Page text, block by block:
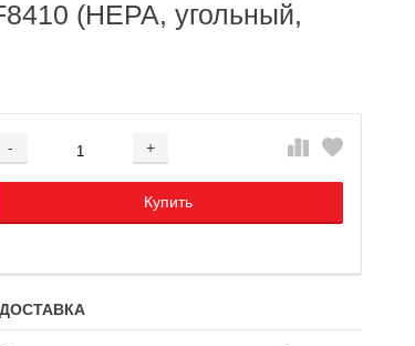
(НЕРА, угольный,
- +
Добавляется...
Купить
Добавлен
ДОСТАВКА